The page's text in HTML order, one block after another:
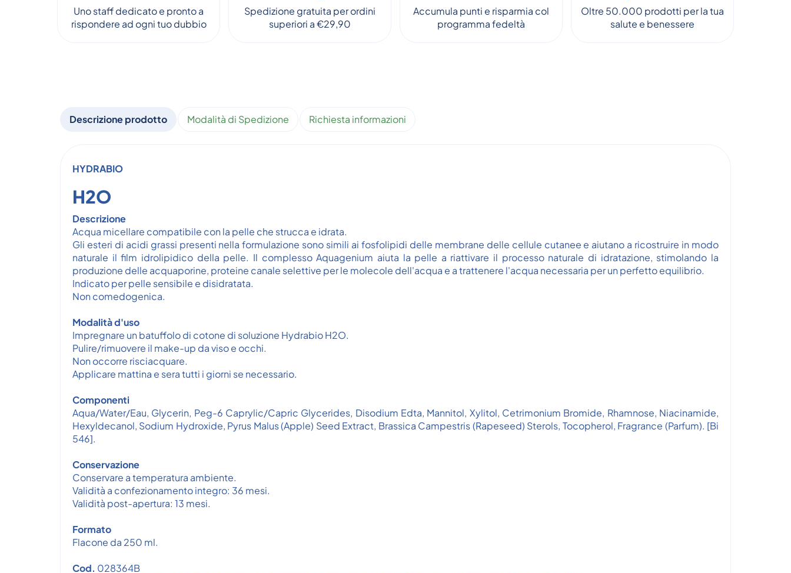
Uno staff dedicato e pronto a
rispondere ad ogni tuo dubbio
Spedizione gratuita per ordini
superiori a €29,90
Accumula punti e risparmia col
programma fedeltà
Oltre 50.000 prodotti per la tua
salute e benessere
Descrizione prodotto Modalità di Spedizione Richiesta informazioni
HYDRABIO
H2O
Descrizione
Acqua micellare compatibile con la pelle che strucca e idrata.
Gli esteri di acidi grassi presenti nella formulazione sono simili ai fosfolipidi delle membrane delle cellule cutanee e aiutano a ricostruire in modo
naturale il film idrolipidico della pelle. Il complesso Aquagenium aiuta la pelle a riattivare il processo naturale di idratazione, stimolando la
produzione delle acquaporine, proteine canale selettive per le molecole dell'acqua e a trattenere l'acqua necessaria per un perfetto equilibrio.
Indicato per pelle sensibile e disidratata.
Non comedogenica.
Modalità d'uso
Impregnare un batuffolo di cotone di soluzione Hydrabio H2O.
Pulire/rimuovere il make-up da viso e occhi.
Non occorre risciacquare.
Applicare mattina e sera tutti i giorni se necessario.
Componenti
Aqua/Water/Eau, Glycerin, Peg-6 Caprylic/Capric Glycerides, Disodium Edta, Mannitol, Xylitol, Cetrimonium Bromide, Rhamnose, Niacinamide,
Hexyldecanol, Sodium Hydroxide, Pyrus Malus (Apple) Seed Extract, Brassica Campestris (Rapeseed) Sterols, Tocopherol, Fragrance (Parfum). [Bi
546].
Conservazione
Conservare a temperatura ambiente.
Validità a confezionamento integro: 36 mesi.
Validità post-apertura: 13 mesi.
Formato
Flacone da 250 ml.
Cod. 028364B